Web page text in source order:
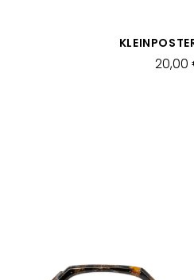
20,00